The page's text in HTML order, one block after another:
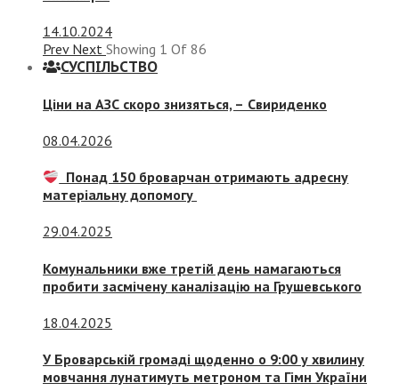
14.10.2024
Prev Next Showing 1 Of 86
СУСПIЛЬСТВО
Ціни на АЗС скоро знизяться, – Свириденко
08.04.2026
Понад 150 броварчан отримають адресну
матеріальну допомогу
29.04.2025
Комунальники вже третій день намагаються
пробити засмічену каналізацію на Грушевського
18.04.2025
У Броварській громаді щоденно о 9:00 у хвилину
мовчання лунатимуть метроном та Гімн України